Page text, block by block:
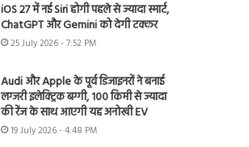
iOS 27 में नई Siri होगी पहले से ज्यादा स्मार्ट,
ChatGPT और Gemini को देगी टक्कर
25 July 2026 - 7:52 PM
Audi और Apple के पूर्व डिजाइनरों ने बनाई
लग्जरी इलेक्ट्रिक बग्गी, 100 किमी से ज्यादा
की रेंज के साथ आएगी यह अनोखी EV
19 July 2026 - 4:48 PM